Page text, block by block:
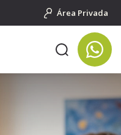
Área Privada
para adultos